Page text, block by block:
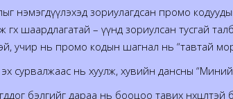
нэмэгдүүлэхэд зориулагдсан промо кодуудыг
шаардлагатай – үүнд зориулсан тусгай
учир нь промо кодын шагнал нь “тавтай
сурвалжаас нь хуулж, хувийн дансны
бэлгийг дараа нь бооцоо тавих